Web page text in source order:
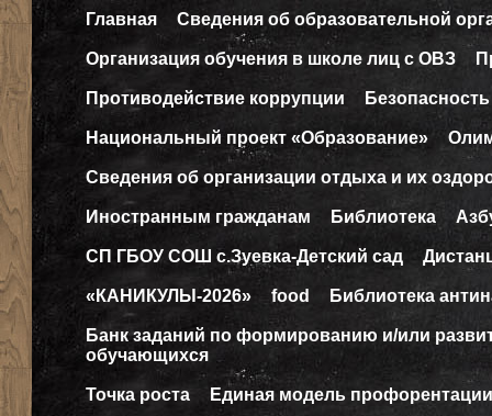
Главная Сведения об образовательной
Организация обучения в школе лиц с ОВЗ
Противодействие коррупции Безопасность
Национальный проект «Образование»
Сведения об организации отдыха и их
Иностранным гражданам Библиотека
СП ГБОУ СОШ с.Зуевка-Детский сад
«КАНИКУЛЫ-2026» food Библиотека
Банк заданий по формированию и/или
обучающихся
Точка роста Единая модель профорентации